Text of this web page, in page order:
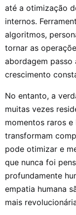
até a otimização
internos.
algoritmos,
tornar as
abordagem passo
crescimento
No entanto, a
muitas vezes
momentos raros
transformam
pode otimizar e
que nunca foi
profundamente
empatia humana
mais